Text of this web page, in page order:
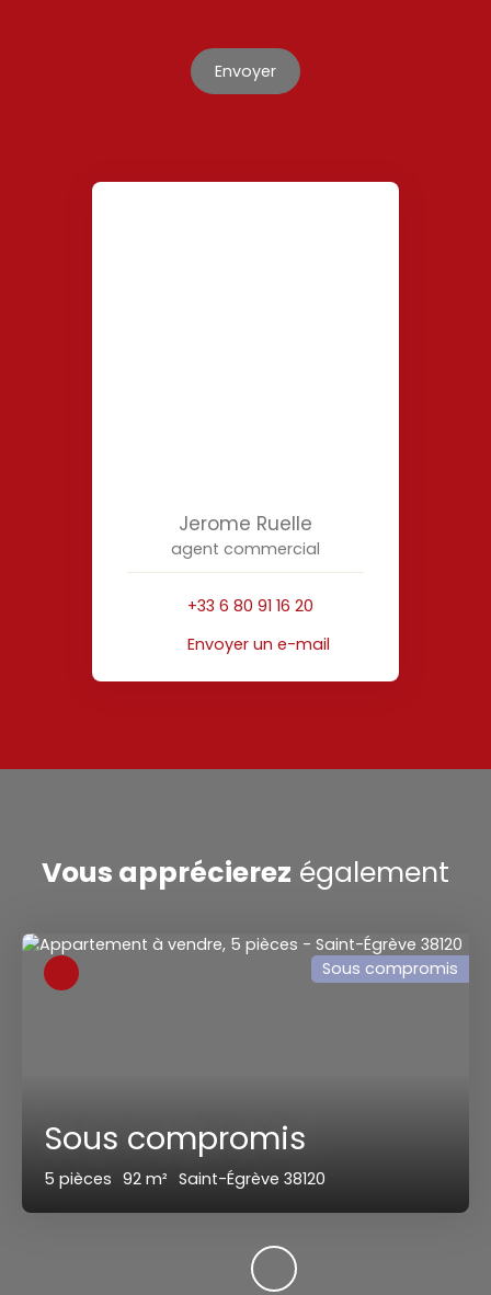
Envoyer
Jerome Ruelle
agent commercial
+33 6 80 91 16 20
Envoyer un e-mail
Vous apprécierez également
Sous compromis
5 pièces 92 m² Saint-Égrève 38120
Sous compromis